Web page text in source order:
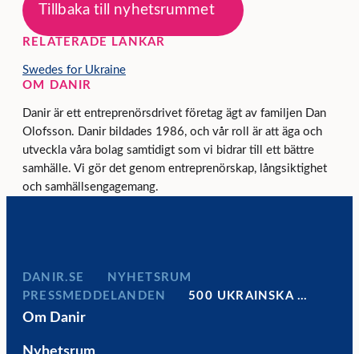
Tillbaka till nyhetsrummet
RELATERADE LÄNKAR
Swedes for Ukraine
OM DANIR
Danir är ett entreprenörsdrivet företag ägt av familjen Dan
Olofsson. Danir bildades 1986, och vår roll är att äga och
utveckla våra bolag samtidigt som vi bidrar till ett bättre
samhälle. Vi gör det genom entreprenörskap, långsiktighet
och samhällsengagemang.
DANIR
NYHETSRUM
PRESSMEDDELANDEN
500 UKRAINSKA …
Om Danir